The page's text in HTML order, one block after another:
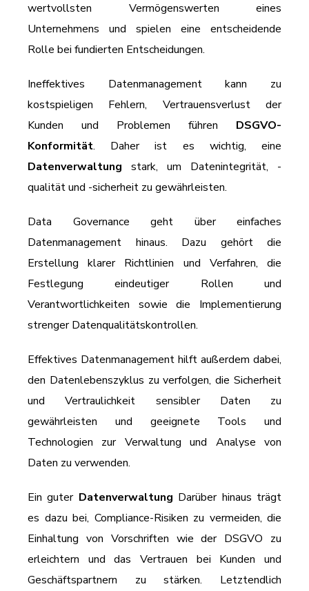
wertvollsten Vermögenswerten eines
Unternehmens und spielen eine entscheidende
Rolle bei fundierten Entscheidungen.
Ineffektives Datenmanagement kann zu
kostspieligen Fehlern, Vertrauensverlust der
Kunden und Problemen führen DSGVO-
Konformität. Daher ist es wichtig, eine
Datenverwaltung stark, um Datenintegrität, -
qualität und -sicherheit zu gewährleisten.
Data Governance geht über einfaches
Datenmanagement hinaus. Dazu gehört die
Erstellung klarer Richtlinien und Verfahren, die
Festlegung eindeutiger Rollen und
Verantwortlichkeiten sowie die Implementierung
strenger Datenqualitätskontrollen.
Effektives Datenmanagement hilft außerdem dabei,
den Datenlebenszyklus zu verfolgen, die Sicherheit
und Vertraulichkeit sensibler Daten zu
gewährleisten und geeignete Tools und
Technologien zur Verwaltung und Analyse von
Daten zu verwenden.
Ein guter Datenverwaltung Darüber hinaus trägt
es dazu bei, Compliance-Risiken zu vermeiden, die
Einhaltung von Vorschriften wie der DSGVO zu
erleichtern und das Vertrauen bei Kunden und
Geschäftspartnern zu stärken. Letztendlich